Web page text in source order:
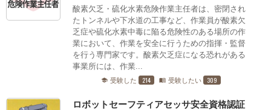
酸素欠乏・硫化水素危険作業主任者は、密閉され
たトンネルや下水道の工事など、作業員が酸素欠
乏症や硫化水素中毒に陥る危険性のある場所の作
業において、作業を安全に行うための指揮・監督
を行う専門家です。酸素欠乏症になる恐れがある
事業所には、作業...
school 受験した 214 menu_book 受験したい 309
ロボットセーフティアセッサ安全資格認証